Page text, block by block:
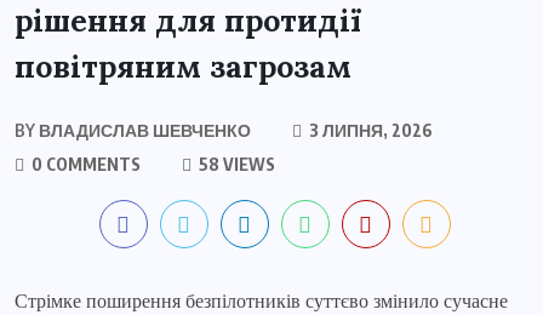
рішення для протидії
повітряним загрозам
BY ВЛАДИСЛАВ ШЕВЧЕНКО
3 ЛИПНЯ, 2026
0 COMMENTS
58 VIEWS
Стрімке поширення безпілотників суттєво змінило сучасне